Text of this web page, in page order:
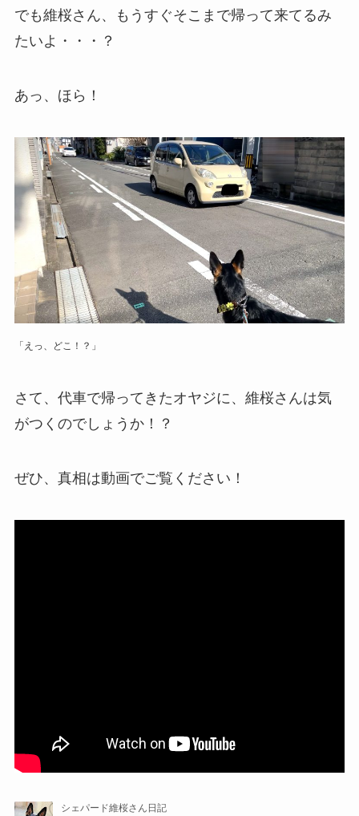
でも維桜さん、もうすぐそこまで帰って来てるみ
たいよ・・・？
あっ、ほら！
「えっ、どこ！？」
さて、代車で帰ってきたオヤジに、維桜さんは気
がつくのでしょうか！？
ぜひ、真相は動画でご覧ください！